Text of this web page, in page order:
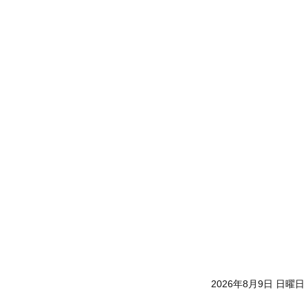
2026年8月9日 日曜日